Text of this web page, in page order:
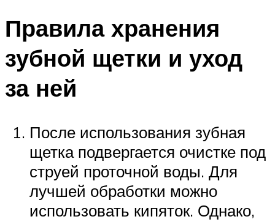
Правила хранения
зубной щетки и уход
за ней
После использования зубная
щетка подвергается очистке под
струей проточной воды. Для
лучшей обработки можно
использовать кипяток. Однако,